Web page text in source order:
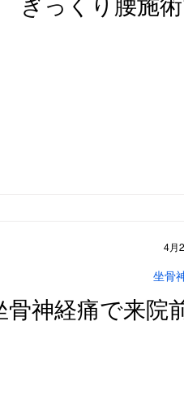
骨神経痛で来院
坐骨
4月